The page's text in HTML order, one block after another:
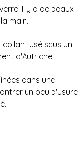
Il y a de beaux
main.
collant usé sous un
d'Autriche
dans une
un peu d'usure